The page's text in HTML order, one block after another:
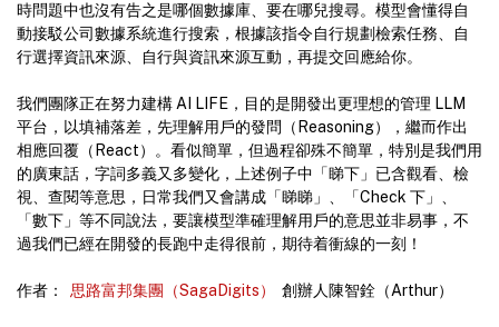
時問題中也沒有告之是哪個數據庫、要在哪兒搜尋。模型會懂得自
動接駁公司數據系統進行搜索，根據該指令自行規劃檢索任務、自
行選擇資訊來源、自行與資訊來源互動，再提交回應給你。
我們團隊正在努力建構 AI LIFE，目的是開發出更理想的管理 LLM
平台，以填補落差，先理解用戶的發問（Reasoning），繼而作出
相應回覆（React）。看似簡單，但過程卻殊不簡單，特別是我們用
的廣東話，字詞多義又多變化，上述例子中「睇下」已含觀看、檢
視、查閱等意思，日常我們又會講成「睇睇」、「Check 下」、
「數下」等不同說法，要讓模型準確理解用戶的意思並非易事，不
過我們已經在開發的長跑中走得很前，期待着衝線的一刻！
作者： 思路富邦集團（SagaDigits） 創辦人陳智銓（Arthur）